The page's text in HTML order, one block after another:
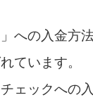
への入金方
ています。
ェックへの